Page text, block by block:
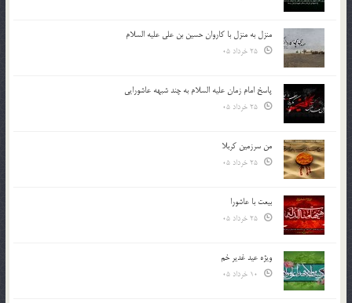
منزل به منزل با کاروان حسین بن علی علیه السلام
پاسخ امام زمان علیه السلام به چند شبهه عاشورایی
من سرزمین کربلا
بیعت با عاشورا
ویژه عید غدیر خم